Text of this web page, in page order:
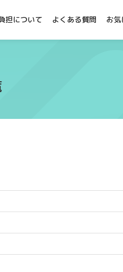
担について よくある質問 お気